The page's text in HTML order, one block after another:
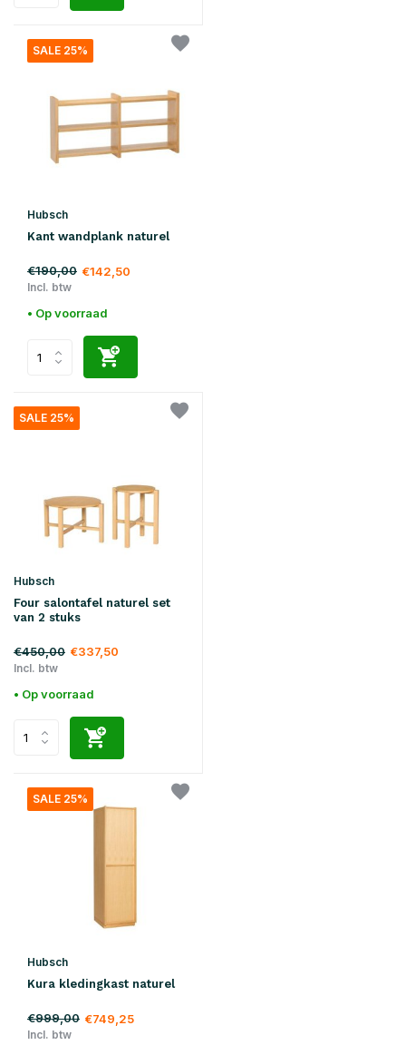
SALE 25%
Hubsch
Kant wandplank naturel
€190,00 €142,50
Incl. btw
• Op voorraad
SALE 25%
Hubsch
Four salontafel naturel set
van 2 stuks
€450,00 €337,50
Incl. btw
• Op voorraad
SALE 25%
Hubsch
Kura kledingkast naturel
€999,00 €749,25
Incl. btw